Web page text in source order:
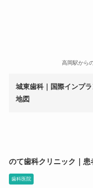
こともあ 以前と比べ
あと感じます。
高岡駅から
城東歯科｜国際インプ
地図
のて歯科クリニック｜
歯科医院